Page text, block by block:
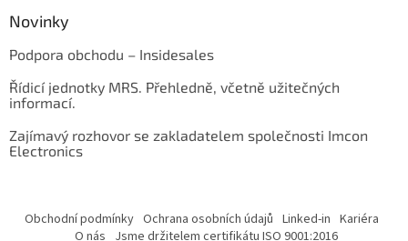
Novinky
Podpora obchodu – Insidesales
Řídicí jednotky MRS. Přehledně, včetně užitečných
informací.
Zajímavý rozhovor se zakladatelem společnosti Imcon
Electronics
Obchodní podmínky Ochrana osobních údajů Linked-in Kariéra
O nás Jsme držitelem certifikátu ISO 9001:2016